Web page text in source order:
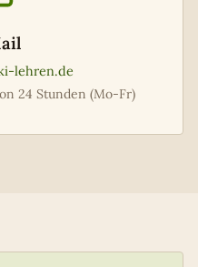
lehren.de
24 Stunden (Mo-Fr)